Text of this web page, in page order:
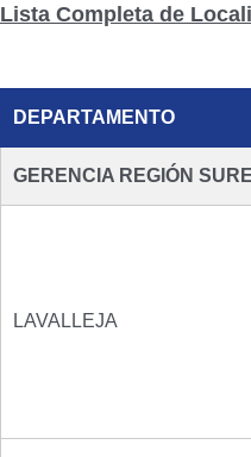
Lista Completa de
DEPARTAMENTO
GERENCIA REGIÓN
LAVALLEJA